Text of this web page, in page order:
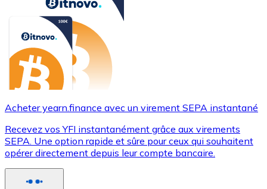
Acheter yearn.finance avec un virement SEPA instantané
Recevez vos YFI instantanément grâce aux virements
SEPA. Une option rapide et sûre pour ceux qui souhaitent
opérer directement depuis leur compte bancaire.